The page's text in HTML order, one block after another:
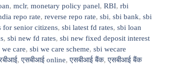
, mclr, monetary policy panel, RBI, rbi
repo rate, reverse repo rate, sbi, sbi bank, sbi
for senior citizens, sbi latest fd rates, sbi loan
, sbi new fd rates, sbi new fixed deposit interest
we care, sbi we care scheme, sbi wecare
,एसबीआई online,एसबीआई बैंक,एसबीआई बैंक